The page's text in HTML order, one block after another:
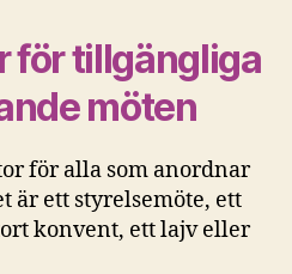
för tillgängliga
möten
för alla som anordnar
är ett styrelsemöte, ett
konvent, ett lajv eller